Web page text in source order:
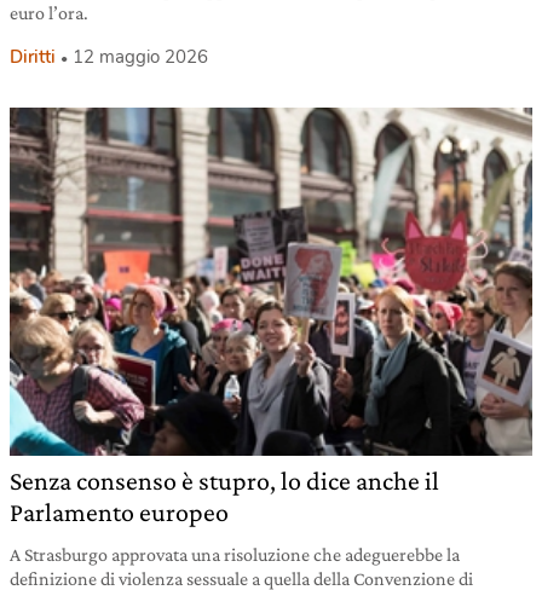
euro l’ora.
Diritti 12 maggio 2026
Senza consenso è stupro, lo dice anche il
Parlamento europeo
A Strasburgo approvata una risoluzione che adeguerebbe la
definizione di violenza sessuale a quella della Convenzione di